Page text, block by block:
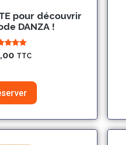
pour découvrir
DANZA !
Note
5.00 TTC